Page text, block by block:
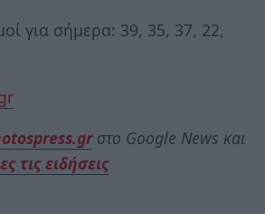
για σήμερα: 39, 35, 37, 22,
στο Google News και
τις ειδήσεις